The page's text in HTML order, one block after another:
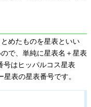
めたものを星表といい
で、単純に星表名＋星表
号はヒッパルコス星表
表の星表番号です。